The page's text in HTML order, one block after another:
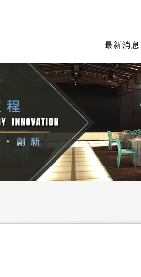
最新消息